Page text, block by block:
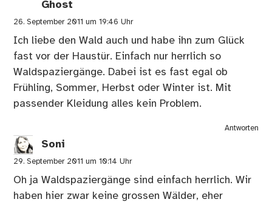
Ghost
26. September 2011 um 19:46 Uhr
Ich liebe den Wald auch und habe ihn zum Glück
fast vor der Haustür. Einfach nur herrlich so
Waldspaziergänge. Dabei ist es fast egal ob
Frühling, Sommer, Herbst oder Winter ist. Mit
passender Kleidung alles kein Problem.
Antworten
Soni
29. September 2011 um 10:14 Uhr
Oh ja Waldspaziergänge sind einfach herrlich. Wir
haben hier zwar keine grossen Wälder, eher